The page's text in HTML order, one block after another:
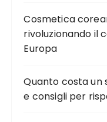
Cosmetica
rivoluzionando il
Europa
Quanto costa un
e consigli per